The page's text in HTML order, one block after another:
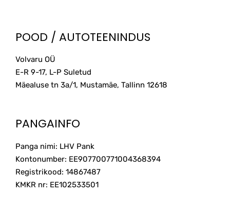
POOD / AUTOTEENINDUS
Volvaru OÜ
E-R 9-17, L-P Suletud
Mäealuse tn 3a/1, Mustamäe, Tallinn 12618
PANGAINFO
Panga nimi: LHV Pank
Kontonumber: EE907700771004368394
Registrikood: 14867487
KMKR nr: EE102533501